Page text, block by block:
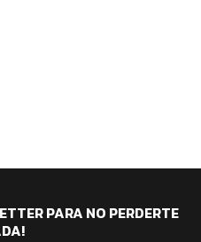
PARA NO PERDERTE